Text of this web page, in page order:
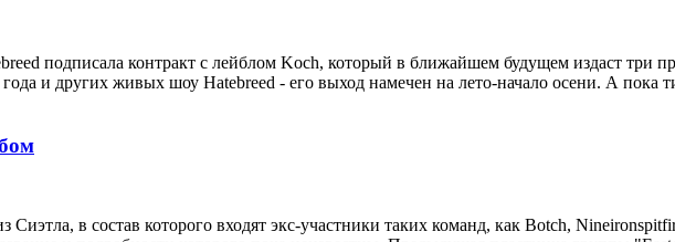
подписала контракт с лейблом Koch, который в ближайшем будущем издаст три
и других живых шоу Hatebreed - его выход намечен на лето-начало осени. А пока
Сиэтла, в состав которого входят экс-участники таких команд, как Botch,